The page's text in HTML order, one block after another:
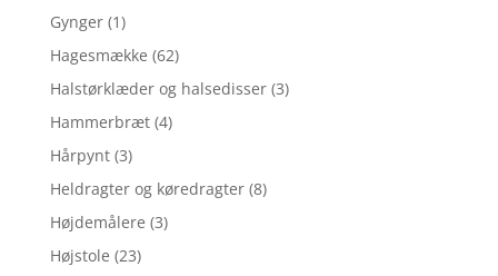
Gynger (1)
Hagesmække (62)
Halstørklæder og halsedisser (3)
Hammerbræt (4)
Hårpynt (3)
Heldragter og køredragter (8)
Højdemålere (3)
Højstole (23)